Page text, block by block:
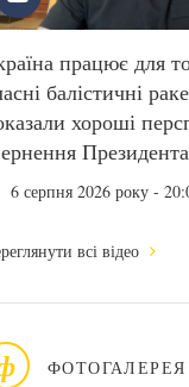
працює для
балістичні
хороші
Президента
6 серпня 2026 року -
всі відео
ФОТОГАЛЕРЕЯ